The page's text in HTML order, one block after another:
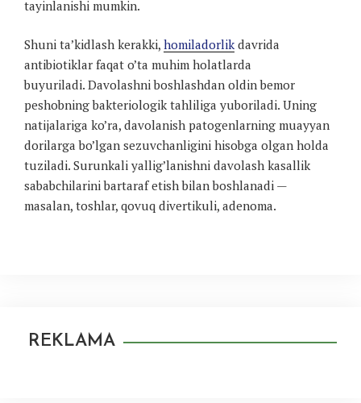
tayinlanishi mumkin.
Shuni ta’kidlash kerakki, homiladorlikdavrida
antibiotiklar faqat o’ta muhim holatlarda
buyuriladi. Davolashni boshlashdan oldin bemor
peshobning bakteriologik tahliliga yuboriladi. Uning
natijalariga ko’ra, davolanish patogenlarning muayyan
dorilarga bo’lgan sezuvchanligini hisobga olgan holda
tuziladi. Surunkali yallig’lanishni davolash kasallik
sababchilarini bartaraf etish bilan boshlanadi —
masalan, toshlar, qovuq divertikuli, adenoma.
REKLAMA